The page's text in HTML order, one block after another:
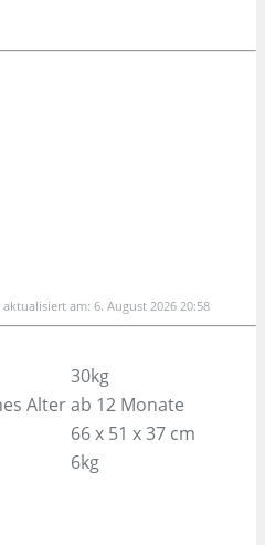
am: 6. August 2026 20:58
30kg
Alterab 12 Monate
66 x 51 x 37 cm
6kg